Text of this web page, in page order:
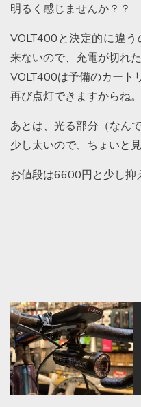
明るく感じませんか？？
VOLT400と決定的に違
来ないので、充電が切れた
VOLT400は予備のカート
再び点灯できますからね。
あとは、光る部分（なん
少し太いので、ちょいと
お値段は6600円と少し抑